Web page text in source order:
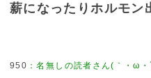
薪になったりホルモン
950 ：名無しの読者さん(｀・ω・